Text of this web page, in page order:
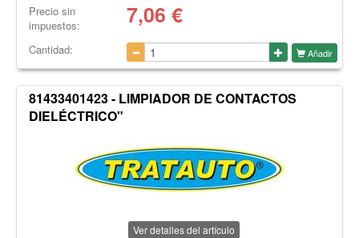
Precio sin
impuestos:
7,06 €
Cantidad: Añadir
81433401423 - LIMPIADOR DE CONTACTOS
DIELÉCTRICO"
Ver detalles del artículo